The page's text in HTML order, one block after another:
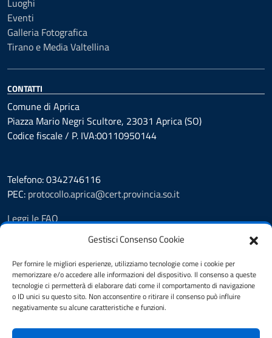
Gestisci Consenso Cookie
Per fornire le migliori esperienze, utilizziamo tecnologie come i cookie per
memorizzare e/o accedere alle informazioni del dispositivo. Il consenso a queste
tecnologie ci permetterà di elaborare dati come il comportamento di navigazione
o ID unici su questo sito. Non acconsentire o ritirare il consenso può influire
negativamente su alcune caratteristiche e funzioni.
Luoghi
Eventi
Galleria Fotografica
Tirano e Media Valtellina
CONTATTI
Comune di Aprica
Piazza Mario Negri Scultore, 23031 Aprica (SO)
Codice fiscale / P. IVA:00110950144
Telefono: 0342746116
PEC: protocollo.aprica@cert.provincia.so.it
Leggi le FAQ
Prenotazione appuntamento
Segnalazione disservizio
Whistleblowing
Amministrazione trasparente
Pubblicità legale
Albo Pretorio
Note legali